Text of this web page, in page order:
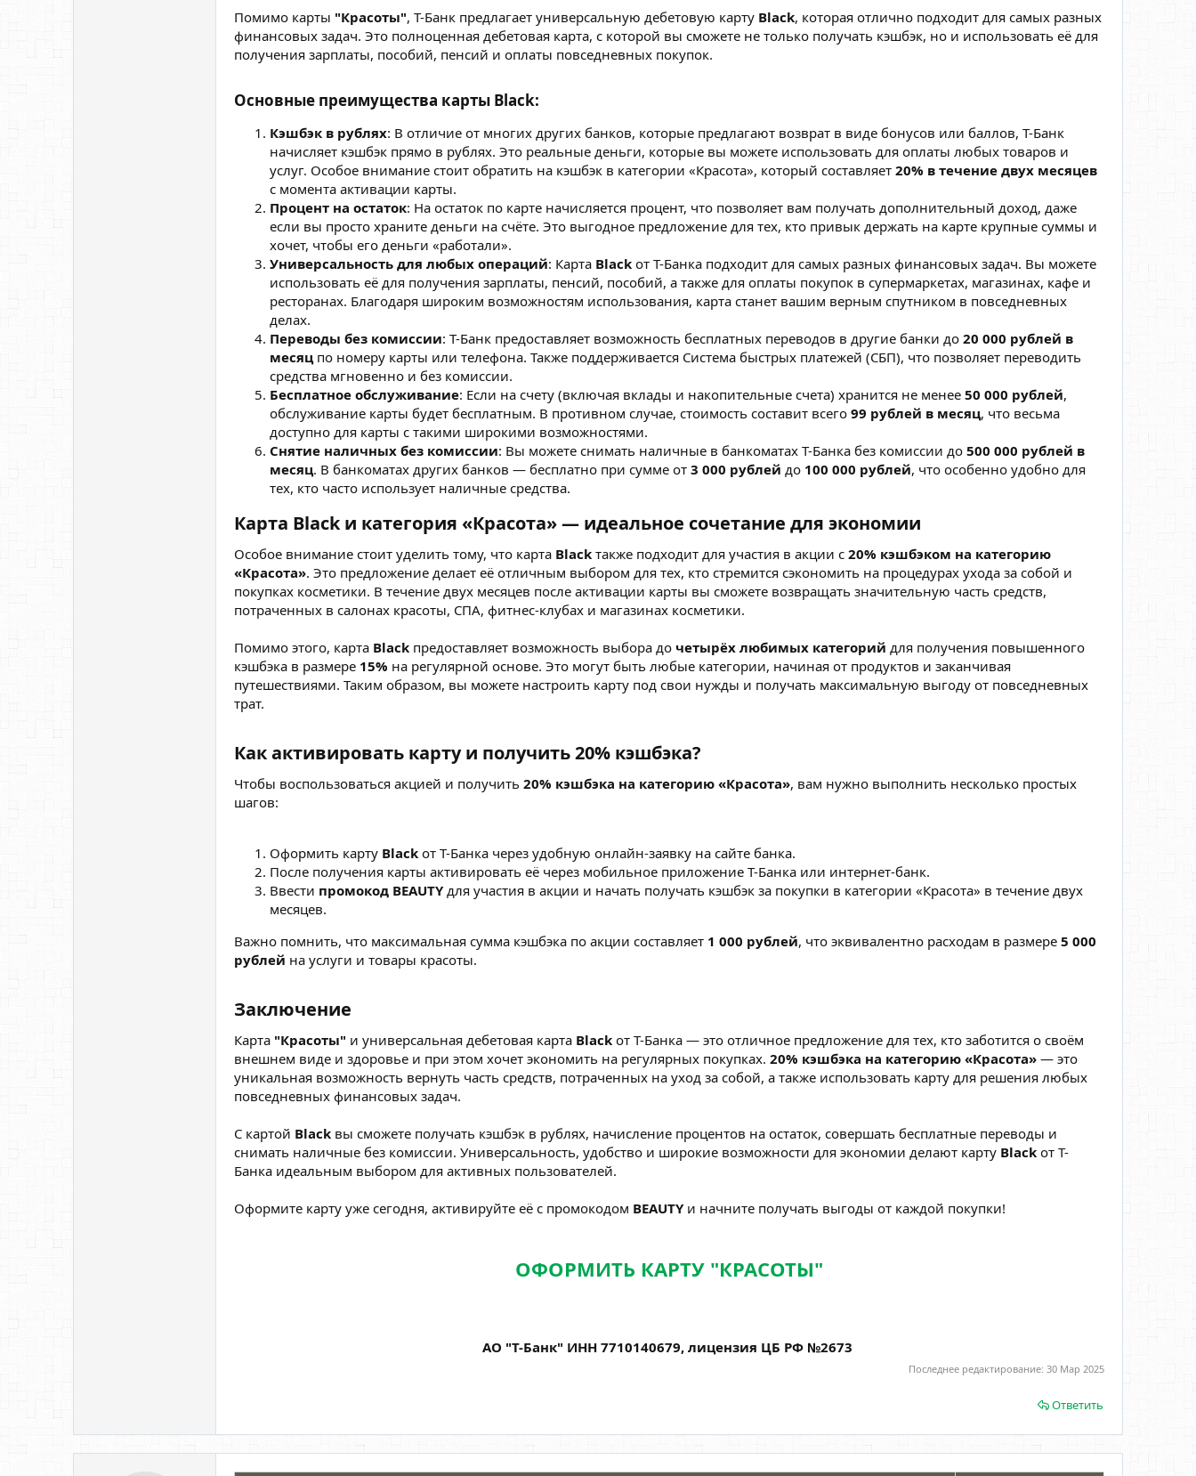
Помимо карты "Красоты", Т-Банк предлагает универсальную дебетовую карту Black, которая отлично подходит для самых разных
финансовых задач. Это полноценная дебетовая карта, с которой вы сможете не только получать кэшбэк, но и использовать её для
получения зарплаты, пособий, пенсий и оплаты повседневных покупок.
Основные преимущества карты Black:
Кэшбэк в рублях: В отличие от многих других банков, которые предлагают возврат в виде бонусов или баллов, Т-Банк
начисляет кэшбэк прямо в рублях. Это реальные деньги, которые вы можете использовать для оплаты любых товаров и
услуг. Особое внимание стоит обратить на кэшбэк в категории «Красота», который составляет 20% в течение двух месяцев
с момента активации карты.
Процент на остаток: На остаток по карте начисляется процент, что позволяет вам получать дополнительный доход, даже
если вы просто храните деньги на счёте. Это выгодное предложение для тех, кто привык держать на карте крупные суммы и
хочет, чтобы его деньги «работали».
Универсальность для любых операций: Карта Black от Т-Банка подходит для самых разных финансовых задач. Вы можете
использовать её для получения зарплаты, пенсий, пособий, а также для оплаты покупок в супермаркетах, магазинах, кафе и
ресторанах. Благодаря широким возможностям использования, карта станет вашим верным спутником в повседневных
делах.
Переводы без комиссии: Т-Банк предоставляет возможность бесплатных переводов в другие банки до 20 000 рублей в
месяцпо номеру карты или телефона. Также поддерживается Система быстрых платежей (СБП), что позволяет переводить
средства мгновенно и без комиссии.
Бесплатное обслуживание: Если на счету (включая вклады и накопительные счета) хранится не менее 50 000 рублей,
обслуживание карты будет бесплатным. В противном случае, стоимость составит всего 99 рублей в месяц, что весьма
доступно для карты с такими широкими возможностями.
Снятие наличных без комиссии: Вы можете снимать наличные в банкоматах Т-Банка без комиссии до 500 000 рублей в
месяц. В банкоматах других банков — бесплатно при сумме от 3 000 рублей до 100 000 рублей, что особенно удобно для
тех, кто часто использует наличные средства.
Карта Black и категория «Красота» — идеальное сочетание для экономии
Особое внимание стоит уделить тому, что карта Black также подходит для участия в акции с 20% кэшбэком на категорию
«Красота». Это предложение делает её отличным выбором для тех, кто стремится сэкономить на процедурах ухода за собой и
покупках косметики. В течение двух месяцев после активации карты вы сможете возвращать значительную часть средств,
потраченных в салонах красоты, СПА, фитнес-клубах и магазинах косметики.
Помимо этого, карта Black предоставляет возможность выбора до четырёх любимых категорий для получения повышенного
кэшбэка в размере 15% на регулярной основе. Это могут быть любые категории, начиная от продуктов и заканчивая
путешествиями. Таким образом, вы можете настроить карту под свои нужды и получать максимальную выгоду от повседневных
трат.
Как активировать карту и получить 20% кэшбэка?
Чтобы воспользоваться акцией и получить 20% кэшбэка на категорию «Красота», вам нужно выполнить несколько простых
шагов:
Оформить карту Black от Т-Банка через удобную онлайн-заявку на сайте банка.
После получения карты активировать её через мобильное приложение Т-Банка или интернет-банк.
Ввести промокод BEAUTYдля участия в акции и начать получать кэшбэк за покупки в категории «Красота» в течение двух
месяцев.
Важно помнить, что максимальная сумма кэшбэка по акции составляет 1 000 рублей, что эквивалентно расходам в размере 5 000
рублей на услуги и товары красоты.
Заключение
Карта "Красоты" и универсальная дебетовая карта Black от Т-Банка — это отличное предложение для тех, кто заботится о своём
внешнем виде и здоровье и при этом хочет экономить на регулярных покупках. 20% кэшбэка на категорию «Красота» — это
уникальная возможность вернуть часть средств, потраченных на уход за собой, а также использовать карту для решения любых
повседневных финансовых задач.
С картой Black вы сможете получать кэшбэк в рублях, начисление процентов на остаток, совершать бесплатные переводы и
снимать наличные без комиссии. Универсальность, удобство и широкие возможности для экономии делают карту Black от Т-
Банка идеальным выбором для активных пользователей.
Оформите карту уже сегодня, активируйте её с промокодом BEAUTYи начните получать выгоды от каждой покупки!
ОФОРМИТЬ КАРТУ "КРАСОТЫ"
АО "Т-Банк" ИНН 7710140679, лицензия ЦБ РФ №2673
Последнее редактирование: 30 Мар 2025
Ответить